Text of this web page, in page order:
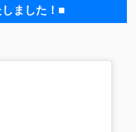
ました！■